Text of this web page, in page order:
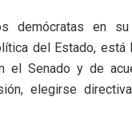
demócratas en
del Estado, está
el Senado y de
elegirse